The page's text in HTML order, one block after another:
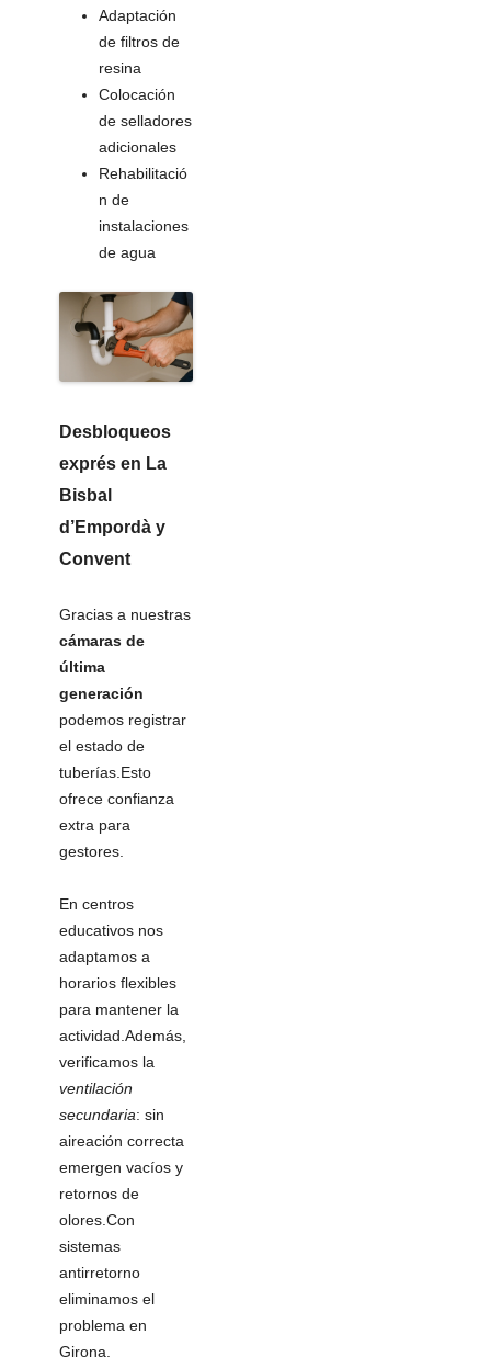
Adaptación
de filtros de
resina
Colocación
de selladores
adicionales
Rehabilitació
n de
instalaciones
de agua
Desbloqueos
exprés en La
Bisbal
d’Empordà y
Convent
Gracias a nuestras
cámaras de
última
generación
podemos registrar
el estado de
tuberías.Esto
ofrece confianza
extra para
gestores.
En centros
educativos nos
adaptamos a
horarios flexibles
para mantener la
actividad.Además,
verificamos la
ventilación
secundaria: sin
aireación correcta
emergen vacíos y
retornos de
olores.Con
sistemas
antirretorno
eliminamos el
problema en
Girona.